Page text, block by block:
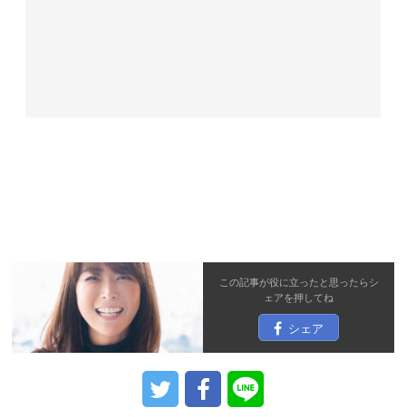
この記事が役に立ったと思ったらシ
ェアを押してね
シェア